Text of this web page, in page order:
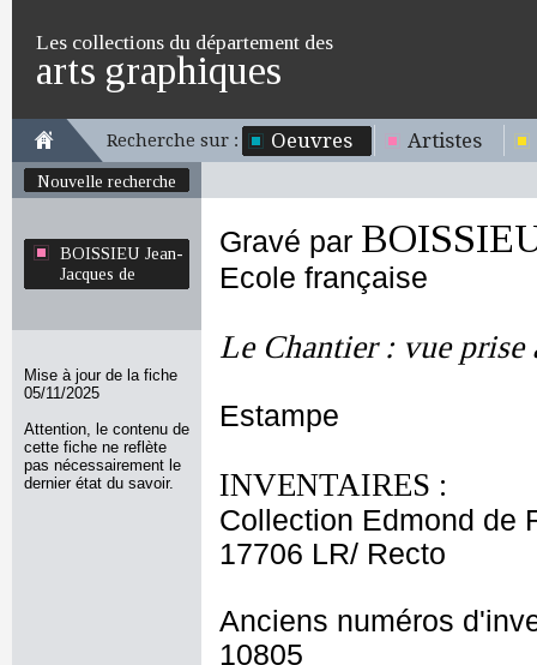
Les collections du département des
arts graphiques
Recherche sur : Oeuvres Artistes
Nouvelle recherche
BOISSIEU Jean-
Jacques de
Mise à jour de la fiche
05/11/2025
Attention, le contenu de
cette fiche ne reflète
pas nécessairement le
dernier état du savoir.
Gravé par
Ecole française
Le Chantier : vue prise
Estampe
INVENTAIRES :
Collection Edmond de
17706 LR/ Recto
Anciens numéros
10805